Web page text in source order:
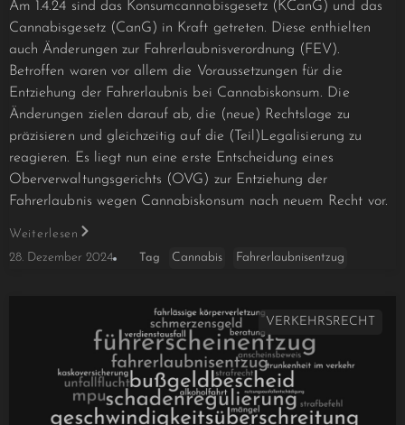
Am 1.4.24 sind das Konsumcannabisgesetz (KCanG) und das
Cannabisgesetz (CanG) in Kraft getreten. Diese enthielten
auch Änderungen zur Fahrerlaubnisverordnung (FEV).
Betroffen waren vor allem die Voraussetzungen für die
Entziehung der Fahrerlaubnis bei Cannabiskonsum. Die
Änderungen zielen darauf ab, die (neue) Rechtslage zu
präzisieren und gleichzeitig auf die (Teil)Legalisierung zu
reagieren. Es liegt nun eine erste Entscheidung eines
Oberverwaltungsgerichts (OVG) zur Entziehung der
Fahrerlaubnis wegen Cannabiskonsum nach neuem Recht vor.
Weiterlesen
28. Dezember 2024
Tag Cannabis Fahrerlaubnisentzug
VERKEHRSRECHT